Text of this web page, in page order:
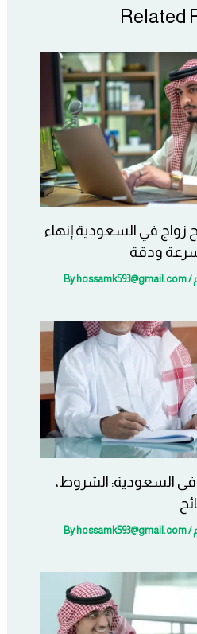
Related
في السعودية إنهاء
ودقة
/ By
hossamk593@gmail.com
في السعودية: الشروط،
/ By
hossamk593@gmail.com